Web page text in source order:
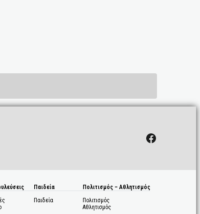
Facebook
Παιδεία
Παιδεία
Πολιτισμός – Αθλητισμός
Πολιτισμός
Αθλητισμός